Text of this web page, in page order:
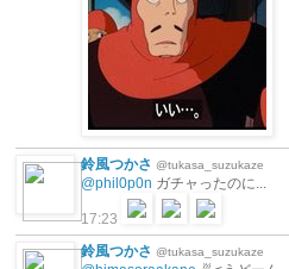
鈴風つかさ @tukasa_suzukaze
@phil0p0n ガチャったのに...
17:23
鈴風つかさ @tukasa_suzukaze